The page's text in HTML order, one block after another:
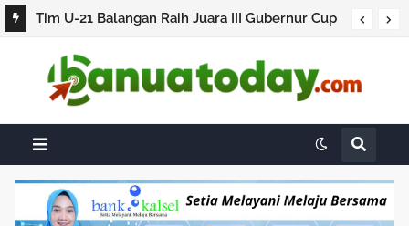
Tim U-21 Balangan Raih Juara III Gubernur Cup